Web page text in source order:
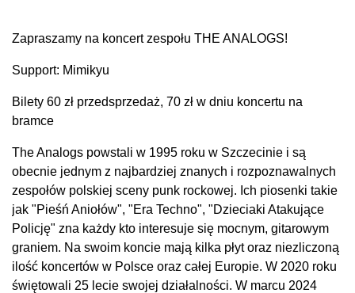
Zapraszamy na koncert zespołu THE ANALOGS!
Support: Mimikyu
Bilety 60 zł przedsprzedaż, 70 zł w dniu koncertu na
bramce
The Analogs powstali w 1995 roku w Szczecinie i są
obecnie jednym z najbardziej znanych i rozpoznawalnych
zespołów polskiej sceny punk rockowej. Ich piosenki takie
jak "Pieśń Aniołów", "Era Techno", "Dzieciaki Atakujące
Policję" zna każdy kto interesuje się mocnym, gitarowym
graniem. Na swoim koncie mają kilka płyt oraz niezliczoną
ilość koncertów w Polsce oraz całej Europie. W 2020 roku
świętowali 25 lecie swojej działalności. W marcu 2024